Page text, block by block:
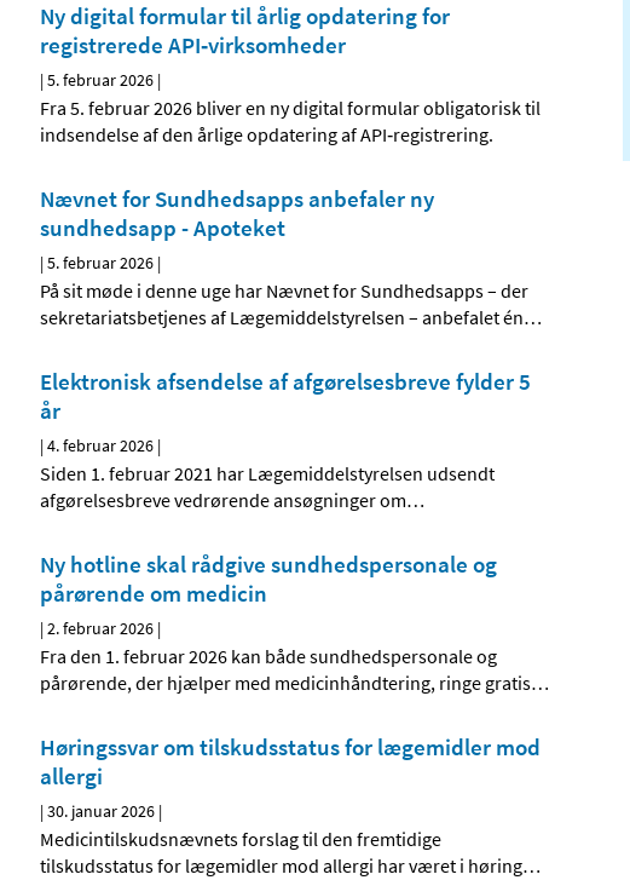
Ny digital formular til årlig opdatering for
registrerede API‑virksomheder
|5. februar 2026 |
Fra 5. februar 2026 bliver en ny digital formular obligatorisk til
indsendelse af den årlige opdatering af API‑registrering.
Nævnet for Sundhedsapps anbefaler ny
sundhedsapp - Apoteket
|5. februar 2026 |
På sit møde i denne uge har Nævnet for Sundhedsapps – der
sekretariatsbetjenes af Lægemiddelstyrelsen – anbefalet én…
Elektronisk afsendelse af afgørelsesbreve fylder 5
år
|4. februar 2026 |
Siden 1. februar 2021 har Lægemiddelstyrelsen udsendt
afgørelsesbreve vedrørende ansøgninger om…
Ny hotline skal rådgive sundhedspersonale og
pårørende om medicin
|2. februar 2026 |
Fra den 1. februar 2026 kan både sundhedspersonale og
pårørende, der hjælper med medicinhåndtering, ringe gratis…
Høringssvar om tilskudsstatus for lægemidler mod
allergi
|30. januar 2026 |
Medicintilskudsnævnets forslag til den fremtidige
tilskudsstatus for lægemidler mod allergi har været i høring…